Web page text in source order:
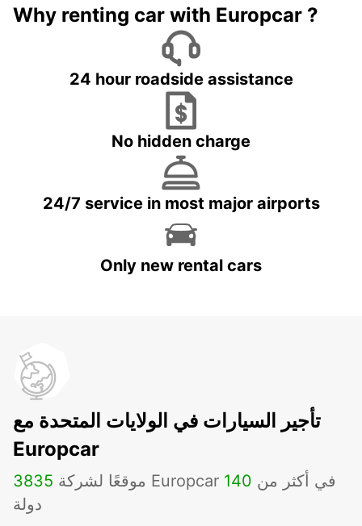
Why renting car with Europcar ?
24 hour roadside assistance
No hidden charge
24/7 service in most major airports
Only new rental cars
تأجير السيارات في الولايات المتحدة مع
Europcar
3835 موقعًا لشركة Europcar في أكثر من 140
دولة